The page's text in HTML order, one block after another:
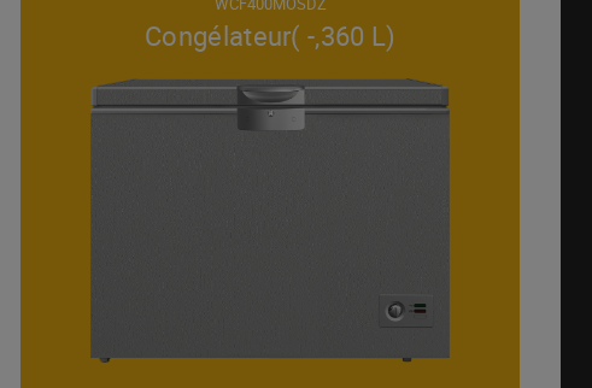
Congélateur( -,360 L)